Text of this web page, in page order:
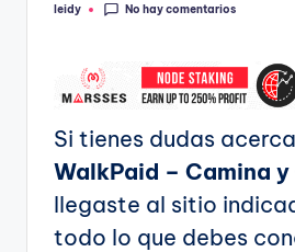
Publicado
leidy No hay comentarios
Si tienes dudas
WalkPaid – Camina y
llegaste al sitio
todo lo que debes